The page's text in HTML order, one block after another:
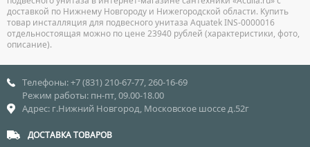
доставкой по Нижнему Новгороду и Нижегородской области. Купить
товар инсталляция для подвесного унитаза Aquatek INS-0000016
отдельностоящая можно по цене 23940 рублей (характеристики, фото,
описание).
Телефоны: +7 (831) 210-67-77, 260-16-69
Режим работы: пн-пт, 09.00-18.00
Адрес: г.Нижний Новгород, Московское шоссе д.52г
ДОСТАВКА ТОВАРОВ